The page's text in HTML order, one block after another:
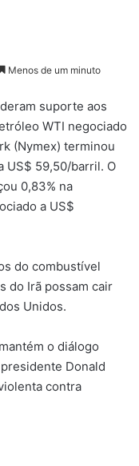
Menos de um minuto
suporte aos
WTI negociado
(Nymex) terminou
US$ 59,50/barril. O
0,83% na
a US$
do combustível
do Irã possam cair
Unidos.
o diálogo
Donald
contra